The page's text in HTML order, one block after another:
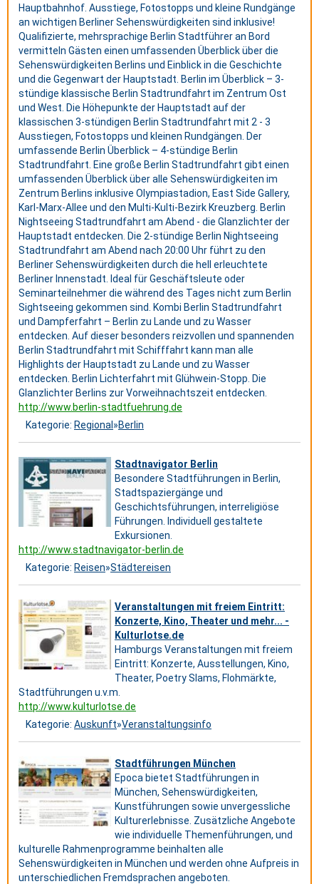
Hauptbahnhof. Ausstiege, Fotostopps und kleine Rundgänge
an wichtigen Berliner Sehenswürdigkeiten sind inklusive!
Qualifizierte, mehrsprachige Berlin Stadtführer an Bord
vermitteln Gästen einen umfassenden Überblick über die
Sehenswürdigkeiten Berlins und Einblick in die Geschichte
und die Gegenwart der Hauptstadt. Berlin im Überblick – 3-
stündige klassische Berlin Stadtrundfahrt im Zentrum Ost
und West. Die Höhepunkte der Hauptstadt auf der
klassischen 3-stündigen Berlin Stadtrundfahrt mit 2 - 3
Ausstiegen, Fotostopps und kleinen Rundgängen. Der
umfassende Berlin Überblick – 4-stündige Berlin
Stadtrundfahrt. Eine große Berlin Stadtrundfahrt gibt einen
umfassenden Überblick über alle Sehenswürdigkeiten im
Zentrum Berlins inklusive Olympiastadion, East Side Gallery,
Karl-Marx-Allee und den Multi-Kulti-Bezirk Kreuzberg. Berlin
Nightseeing Stadtrundfahrt am Abend - die Glanzlichter der
Hauptstadt entdecken. Die 2-stündige Berlin Nightseeing
Stadtrundfahrt am Abend nach 20:00 Uhr führt zu den
Berliner Sehenswürdigkeiten durch die hell erleuchtete
Berliner Innenstadt. Ideal für Geschäftsleute oder
Seminarteilnehmer die während des Tages nicht zum Berlin
Sightseeing gekommen sind. Kombi Berlin Stadtrundfahrt
und Dampferfahrt – Berlin zu Lande und zu Wasser
entdecken. Auf dieser besonders reizvollen und spannenden
Berlin Stadtrundfahrt mit Schifffahrt kann man alle
Highlights der Hauptstadt zu Lande und zu Wasser
entdecken. Berlin Lichterfahrt mit Glühwein-Stopp. Die
Glanzlichter Berlins zur Vorweihnachtszeit entdecken.
http://www.berlin-stadtfuehrung.de
Kategorie: Regional »Berlin
Stadtnavigator Berlin
Besondere Stadtführungen in Berlin,
Stadtspaziergänge und
Geschichtsführungen, interreligiöse
Führungen. Individuell gestaltete
Exkursionen.
http://www.stadtnavigator-berlin.de
Kategorie: Reisen»Städtereisen
Veranstaltungen mit freiem Eintritt:
Konzerte, Kino, Theater und mehr... -
Kulturlotse.de
Hamburgs Veranstaltungen mit freiem
Eintritt: Konzerte, Ausstellungen, Kino,
Theater, Poetry Slams, Flohmärkte,
Stadtführungen u.v.m.
http://www.kulturlotse.de
Kategorie: Auskunft»Veranstaltungsinfo
Stadtführungen München
Epoca bietet Stadtführungen in
München, Sehenswürdigkeiten,
Kunstführungen sowie unvergessliche
Kulturerlebnisse. Zusätzliche Angebote
wie individuelle Themenführungen, und
kulturelle Rahmenprogramme beinhalten alle
Sehenswürdigkeiten in München und werden ohne Aufpreis in
unterschiedlichen Fremdsprachen angeboten.